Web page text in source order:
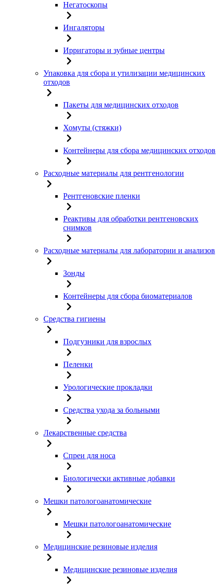
Негатоскопы
Ингаляторы
Ирригаторы и зубные центры
Упаковка для сбора и утилизации медицинских
отходов
Пакеты для медицинских отходов
Хомуты (стяжки)
Контейнеры для сбора медицинских отходов
Расходные материалы для рентгенологии
Рентгеновские пленки
Реактивы для обработки рентгеновских
снимков
Расходные материалы для лаборатории и анализов
Зонды
Контейнеры для сбора биоматериалов
Средства гигиены
Подгузники для взрослых
Пеленки
Урологические прокладки
Средства ухода за больными
Лекарственные средства
Спреи для носа
Биологически активные добавки
Мешки патологоанатомические
Мешки патологоанатомические
Медицинские резиновые изделия
Медицинские резиновые изделия